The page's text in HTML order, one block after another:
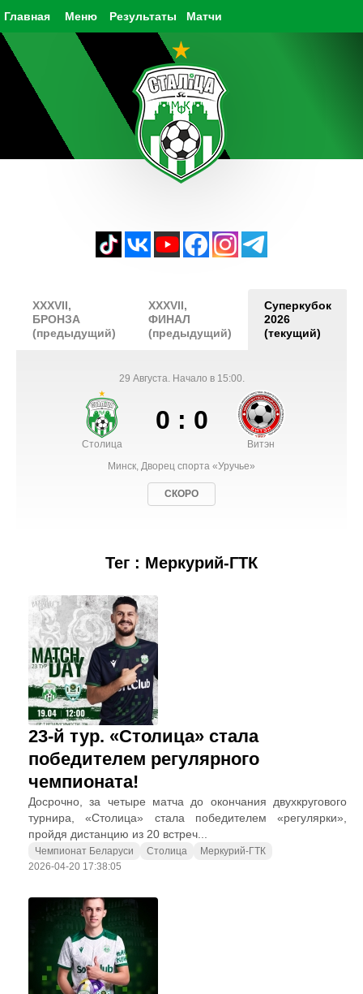
Главная Результаты Матчи
Меню
XXXVII,
БРОНЗА
(предыдущий)
XXXVII,
ФИНАЛ
(предыдущий)
Суперкубок
2026
(текущий)
29 Августа. Начало в 15:00.
Столица
0 : 0
Витэн
Минск, Дворец спорта «Уручье»
СКОРО
Тег : Меркурий-ГТК
23-й тур. «Столица» стала
победителем регулярного
чемпионата!
Досрочно, за четыре матча до окончания двухкругового
турнира, «Столица» стала победителем «регулярки»,
пройдя дистанцию из 20 встреч...
Чемпионат Беларуси Столица
Меркурий-ГТК
2026-04-20 17:38:05